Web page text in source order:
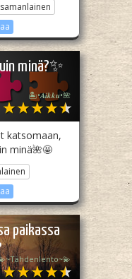
minä?✨
🏝️•𝑨𝒊𝒌𝒌𝒖•🌺
katsomaan,
minä🌺🤩
paikassa